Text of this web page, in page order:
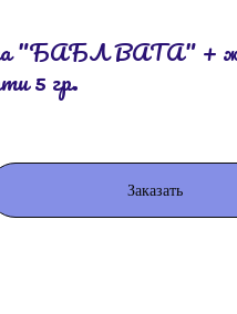
"БАБЛ ВАТА" +
5 гр.
Заказать